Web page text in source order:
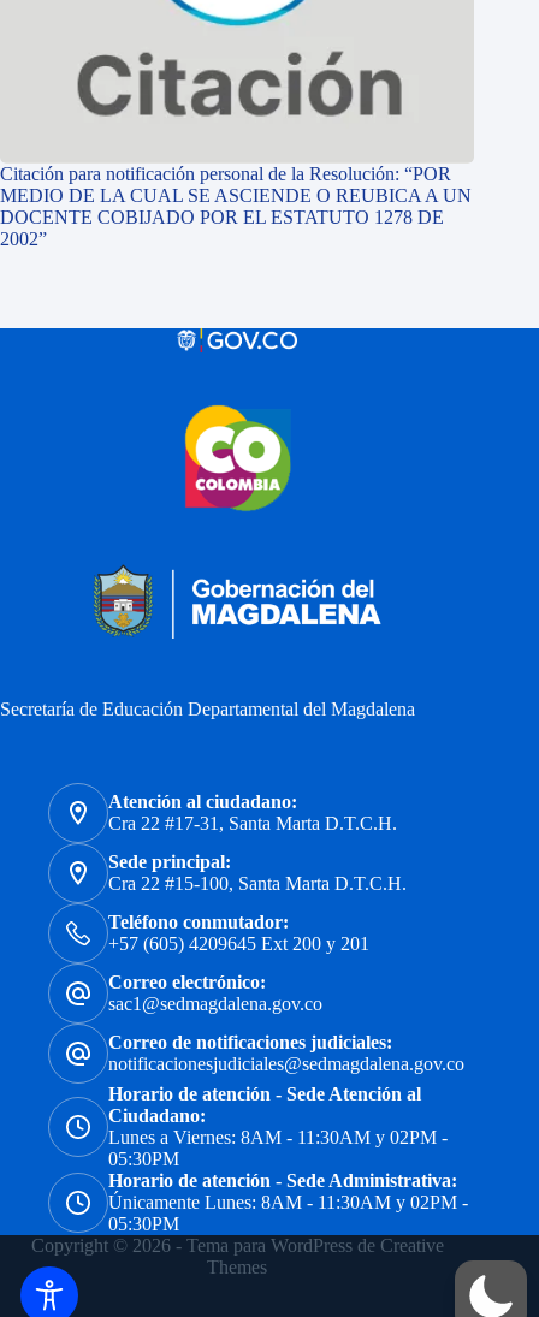
Citación para notificación personal de la Resolución: “POR
MEDIO DE LA CUAL SE ASCIENDE O REUBICA A UN
DOCENTE COBIJADO POR EL ESTATUTO 1278 DE
2002”
Secretaría de Educación Departamental del Magdalena
Atención al ciudadano:
Cra 22 #17-31, Santa Marta D.T.C.H.
Sede principal:
Cra 22 #15-100, Santa Marta D.T.C.H.
Teléfono conmutador:
+57 (605) 4209645 Ext 200 y 201
Correo electrónico:
sac1@sedmagdalena.gov.co
Correo de notificaciones judiciales:
notificacionesjudiciales@sedmagdalena.gov.co
Horario de atención - Sede Atención al
Ciudadano:
Lunes a Viernes: 8AM - 11:30AM y 02PM -
05:30PM
Horario de atención - Sede Administrativa:
Únicamente Lunes: 8AM - 11:30AM y 02PM -
05:30PM
Copyright © 2026 - Tema para WordPress de Creative
Themes